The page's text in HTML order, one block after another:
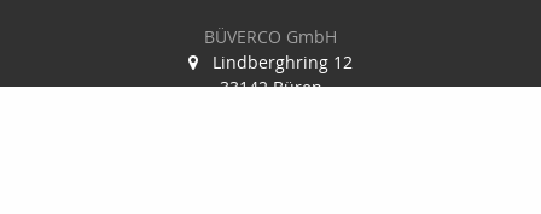
BÜVERCO GmbH
Lindberghring 12
33142 Büren